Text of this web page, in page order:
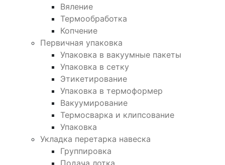
Вяление
Термообработка
Копчение
Первичная упаковка
Упаковка в вакуумные пакеты
Упаковка в сетку
Этикетирование
Упаковка в термоформер
Вакуумирование
Термосварка и клипсование
Упаковка
Укладка перетарка навеска
Группировка
Подача лотка